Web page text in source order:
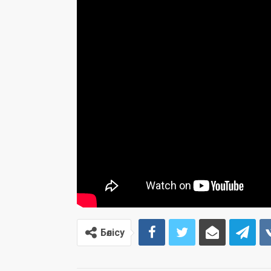
Бөлісу